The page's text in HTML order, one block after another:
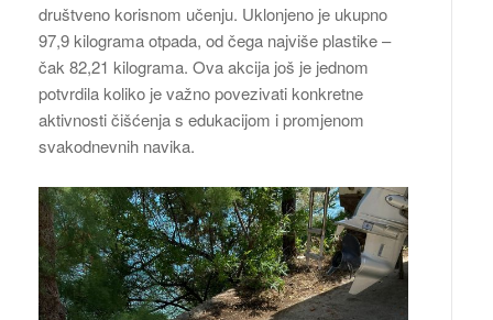
društveno korisnom učenju. Uklonjeno je ukupno
97,9 kilograma otpada, od čega najviše plastike –
čak 82,21 kilograma. Ova akcija još je jednom
potvrdila koliko je važno povezivati konkretne
aktivnosti čišćenja s edukacijom i promjenom
svakodnevnih navika.